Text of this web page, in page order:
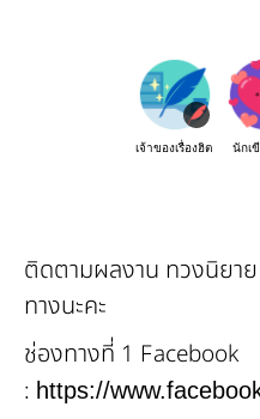
เจ้าของเรื่องฮิต นักเ
ติดตามผลงาน ทวงนิยาย
ทางนะคะ
ช่องทางที่ 1 Facebook
: https://